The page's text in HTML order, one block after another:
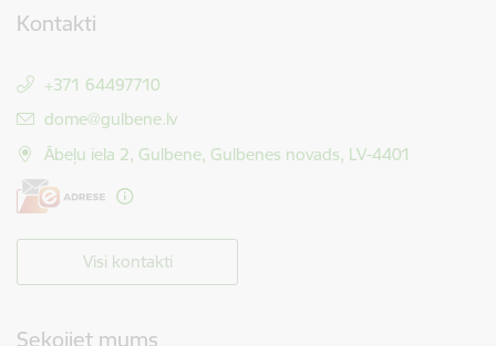
Kontakti
+371 64497710
E-pasts:
dome@gulbene.lv
Ābeļu iela 2, Gulbene, Gulbenes novads, LV-4401
Visi kontakti
Sekojiet mums